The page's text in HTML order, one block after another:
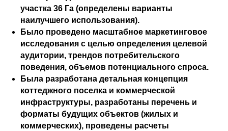
участка 36 Га (определены варианты
наилучшего использования).
Было проведено масштабное маркетинговое
исследования с целью определения целевой
аудитории, трендов потребительского
поведения, объемов потенциального спроса.
Была разработана детальная концепция
коттеджного поселка и коммерческой
инфраструктуры, разработаны перечень и
форматы будущих объектов (жилых и
коммерческих), проведены расчеты